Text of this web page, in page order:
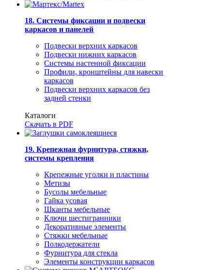
18. Системы фиксации и подвески
каркасов и панелей
Подвески верхних каркасов
Подвески нижних каркасов
Системы настенной фиксации
Профили, кронштейны для навески
каркасов
Подвески верхних каркасов без
задней стенки
Каталоги
Скачать в PDF
19. Крепежная фурнитура, стяжки,
системы крепления
Крепежные уголки и пластины
Метизы
Бусолы мебельные
Гайка усовая
Шканты мебельные
Ключи шестигранники
Декоративные элементы
Стяжки мебельные
Полкодержатели
Фурнитура для стекла
Элементы конструкции каркасов